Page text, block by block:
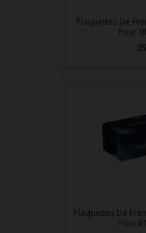
Plaquettes De
Pour
Plaquettes De
Pour